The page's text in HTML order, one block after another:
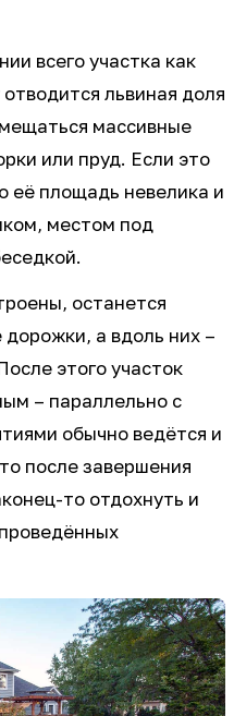
всего участка как
львиная доля
массивные
или пруд. Если это
её площадь невелика и
местом под
останется
а вдоль них –
этого участок
– параллельно с
обычно ведётся и
после завершения
то отдохнуть и